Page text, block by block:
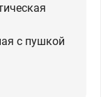
с пушкой